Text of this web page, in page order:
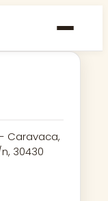
Caravaca,
30430